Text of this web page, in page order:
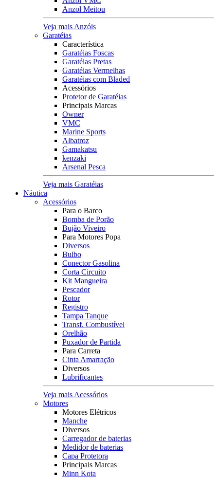
Anzol Meitou
Veja mais Anzóis
Garatéias
Característica
Garatéias Foscas
Garatéias Pretas
Garatéias Vermelhas
Garatéias com Bladed
Acessórios
Protetor de Garatéias
Principais Marcas
Owner
VMC
Marine Sports
Albatroz
Gamakatsu
kenzaki
Arsenal Pesca
Veja mais Garatéias
Náutica
Acessórios
Para o Barco
Bomba de Porão
Bujão Viveiro
Para Motores Popa
Diversos
Bulbo
Conector Gasolina
Corta Circuito
Kit Mangueira
Pescador
Rotor
Registro
Tampa Tanque
Transf. Combustível
Orelhão
Puxador de Partida
Para Carreta
Cinta Amarração
Diversos
Lubrificantes
Veja mais Acessórios
Motores
Motores Elétricos
Manche
Diversos
Carregador de baterias
Medidor de baterias
Capa Protetora
Principais Marcas
Minn Kota